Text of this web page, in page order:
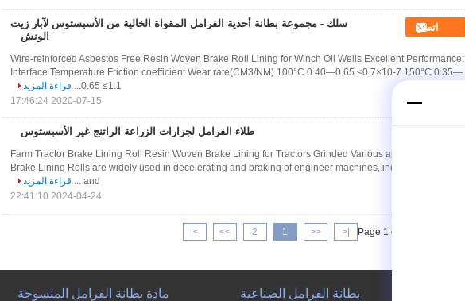
سلك - مجموعة بطانة أحذية الفرامل المقواة الخالية من الأسبستوس لآبار زيت
الونش
اتصل
Wire-reinforced Asbestos Free Resin Woven Brake Roll Lining for Winch Oil Wells Excellent Performance:
Interface Temperature Friction coefficient Wear rate(CM3/NM) 100°C 0.40—0.65 ≤0.7×10-7 150°C 0.35—
0.65 ≤1.1...
قراءة المزيد
2020-07-15 17:46:24
طلاء الفرامل لجرارات الزراعة الراتنج غير الأسبستوس
Farm Tractor Brake Lining Roll Resin Woven Brake Lining for Tractors Grinded Various applications :
Brake Lining Rolls are widely used in decelerating and braking of engineer machines, industry machines
and ...
قراءة المزيد
2024-04-24 22:41:10
Page 1 of 2
|<
<<
1
2
>>
>|
مادة بطانة الفرامل المنسوجة بطانة الفرامل الصناعية